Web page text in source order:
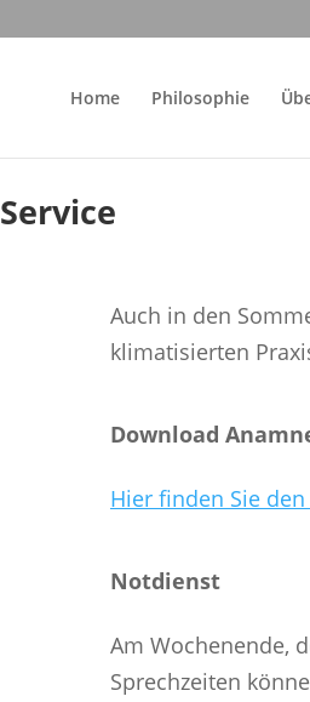
Home Philosophie
Service
Auch in den
klimatisierten
Download
Hier finden Sie
Notdienst
Am Wochenende,
Sprechzeiten